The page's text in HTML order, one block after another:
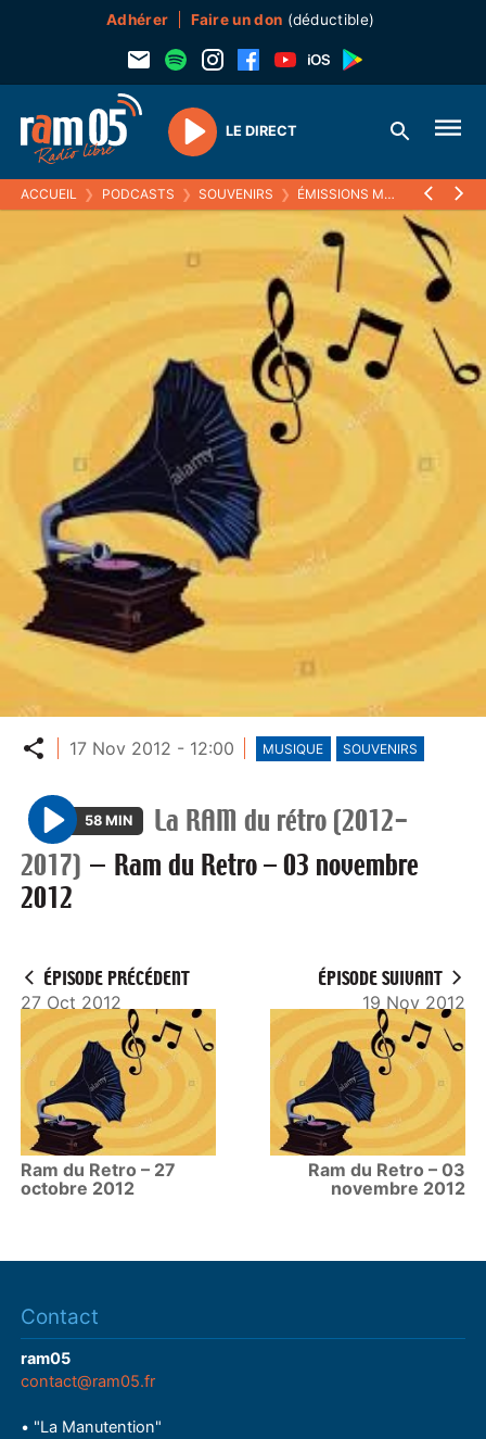
Adhérer Faire un don (déductible)
Play
LE DIRECT
ACCUEIL ❯ PODCASTS ❯ SOUVENIRS ❯ ÉMISSIONS MUSICALES (SOUVENIRS)
Partager
17 Nov 2012 - 12:00 MUSIQUE SOUVENIRS
P
l
a
58 MIN
La RAM du rétro (2012-
2017) — Ram du Retro – 03 novembre
2012
ÉPISODE PRÉCÉDENT
27 Oct 2012
Ram du Retro – 27
octobre 2012
ÉPISODE SUIVANT
19 Nov 2012
Ram du Retro – 03
novembre 2012
Contact
ram05
contact@ram05.fr
• "La Manutention"